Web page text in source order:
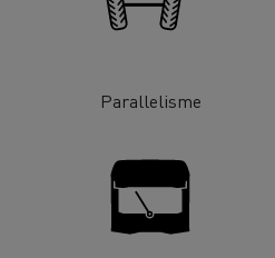
Parallelisme